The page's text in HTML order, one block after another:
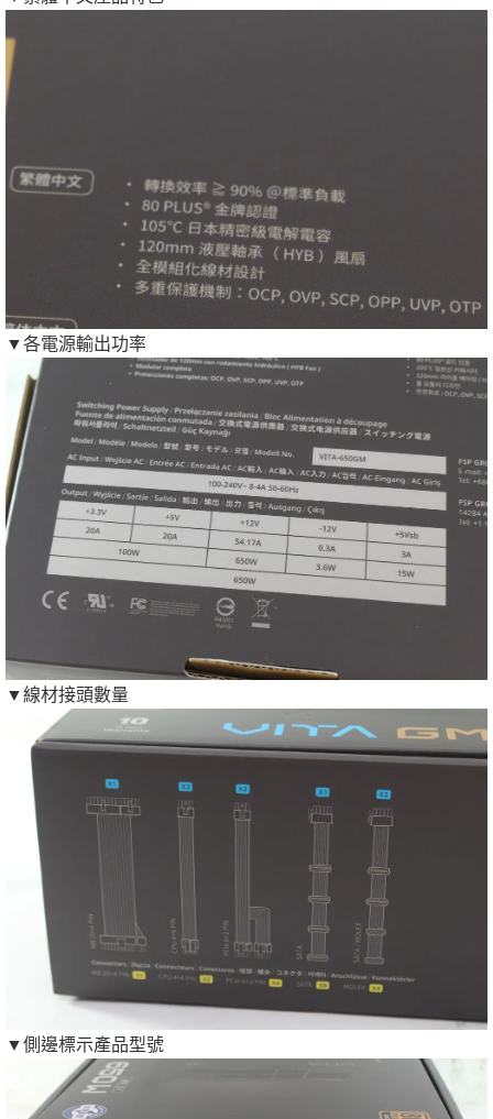
▼各電源輸出功率
▼線材接頭數量
▼側邊標示產品型號